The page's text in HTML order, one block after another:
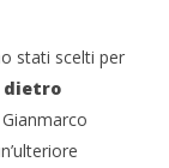
stati scelti per
dietro